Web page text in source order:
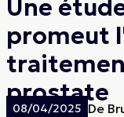
Une
promeut
prostate
08/04/2025 De